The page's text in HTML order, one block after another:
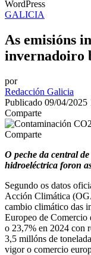
WordPress
GALICIA
As emisións
invernadoiro
por
Redacción Galicia
Publicado 09/04/2025
Comparte
Comparte
O peche da central
hidroeléctrica foron
Segundo os datos
Acción Climática
cambio climático das
Europeo de
o 23,7% en 2024 con
3,5 millóns de
vigor o comercio